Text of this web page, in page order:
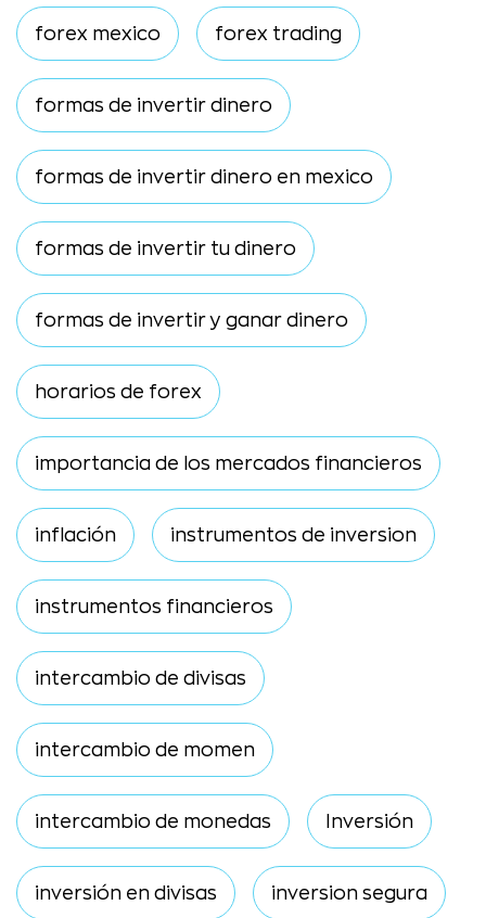
forex mexico forex trading
formas de invertir dinero
formas de invertir dinero en mexico
formas de invertir tu dinero
formas de invertir y ganar dinero
horarios de forex
importancia de los mercados financieros
inflación instrumentos de inversion
instrumentos financieros
intercambio de divisas
intercambio de momen
intercambio de monedas Inversión
inversión en divisas inversion segura